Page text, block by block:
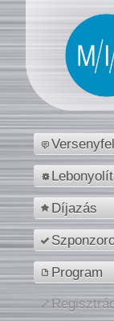
Díjazás
Program